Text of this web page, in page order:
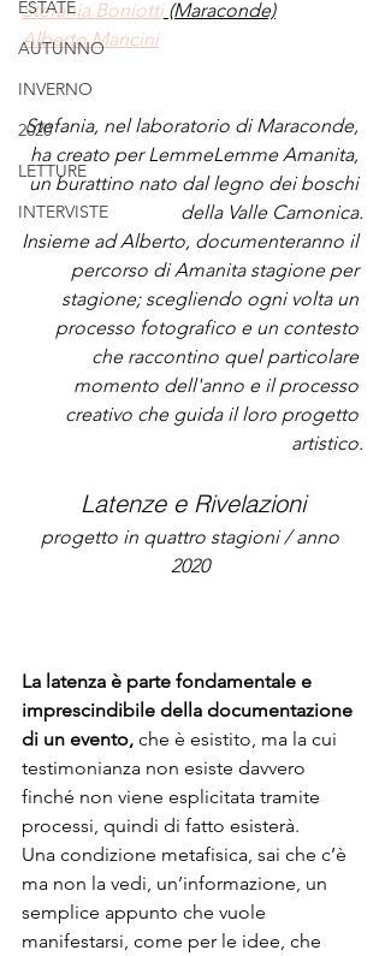
ESTATE
AUTUNNO
INVERNO
2020
LETTURE
INTERVISTE
Stefania Boniotti (Maraconde)
Alberto Mancini
Stefania, nel laboratorio di Maraconde,
ha creato per LemmeLemme Amanita,
un burattino nato dal legno dei boschi
della Valle Camonica.
Insieme ad Alberto, documenteranno il
percorso di Amanita stagione per
stagione; scegliendo ogni volta un
processo fotografico e un contesto
che raccontino quel particolare
momento dell'anno e il processo
creativo che guida il loro progetto
artistico.
Latenze e Rivelazioni
progetto in quattro stagioni / anno
2020
La latenza è parte fondamentale e
imprescindibile della documentazione
di un evento, che è esistito, ma la cui
testimonianza non esiste davvero
finché non viene esplicitata tramite
processi, quindi di fatto esisterà.
Una condizione metafisica, sai che c’è
ma non la vedi, un’informazione, un
semplice appunto che vuole
manifestarsi, come per le idee, che